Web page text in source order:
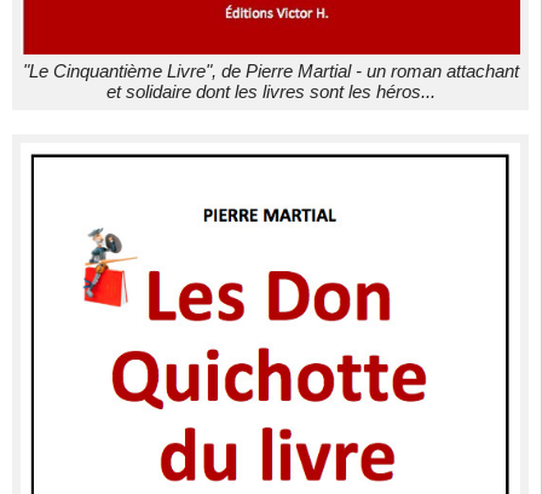
"Le Cinquantième Livre", de Pierre Martial - un roman attachant
et solidaire dont les livres sont les héros...